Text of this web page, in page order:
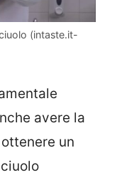
(intaste.it-
avere la
un